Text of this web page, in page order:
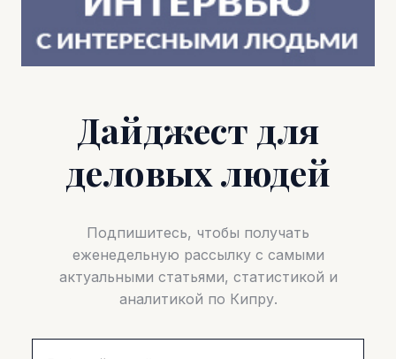
Дайджест для
деловых людей
Подпишитесь, чтобы получать
еженедельную рассылку с самыми
актуальными статьями, статистикой и
аналитикой по Кипру.